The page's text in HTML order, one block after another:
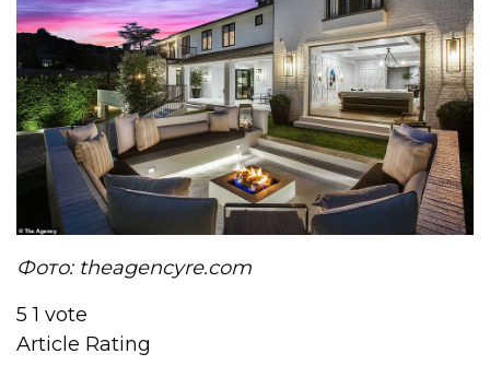
Фото: theagencyre.com
5 1 vote
Article Rating